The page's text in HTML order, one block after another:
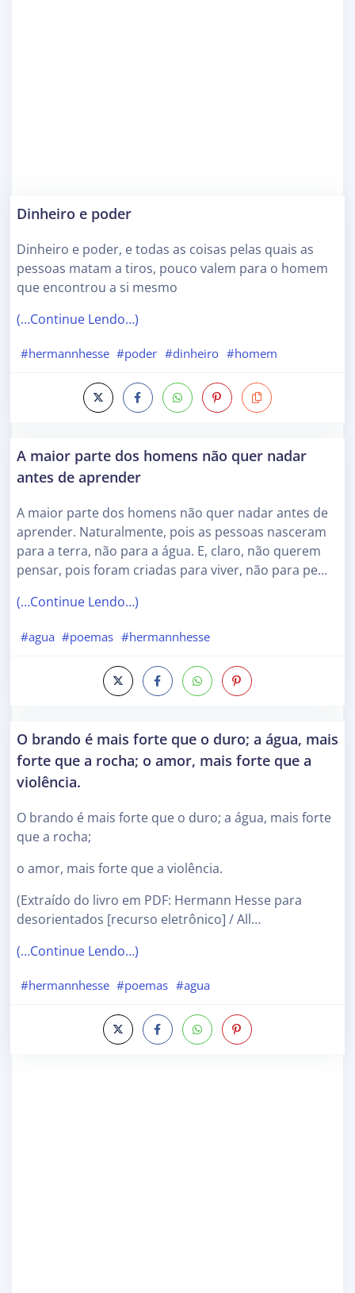
Dinheiro e poder
Dinheiro e poder, e todas as coisas pelas quais as
pessoas matam a tiros, pouco valem para o homem
que encontrou a si mesmo
(…Continue Lendo…)
#hermannhesse #poder #dinheiro #homem
A maior parte dos homens não quer nadar
antes de aprender
A maior parte dos homens não quer nadar antes de
aprender. Naturalmente, pois as pessoas nasceram
para a terra, não para a água. E, claro, não querem
pensar, pois foram criadas para viver, não para pe…
(…Continue Lendo…)
#agua #poemas #hermannhesse
O brando é mais forte que o duro; a água, mais
forte que a rocha; o amor, mais forte que a
violência.
O brando é mais forte que o duro; a água, mais forte
que a rocha;
o amor, mais forte que a violência.
(Extraído do livro em PDF: Hermann Hesse para
desorientados [recurso eletrônico] / All…
(…Continue Lendo…)
#hermannhesse #poemas #agua